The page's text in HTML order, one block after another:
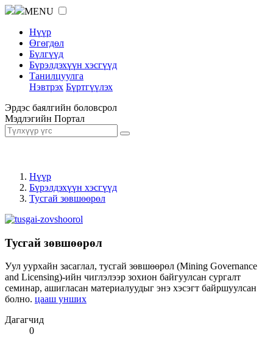
MENU
Нүүр
Өгөгдөл
Бүлгүүд
Бүрэлдэхүүн хэсгүүд
Танилцуулга
Нэвтрэх Бүртгүүлэх
Эрдэс баялгийн боловсрол
Мэдлэгийн Портал
Нүүр
Бүрэлдэхүүн хэсгүүд
Тусгай зөвшөөрөл
Тусгай зөвшөөрөл
Уул уурхайн засаглал, тусгай зөвшөөрөл (Mining Governance
and Licensing)-ийн чиглэлээр зохион байгуулсан сургалт
семинар, ашигласан материалуудыг энэ хэсэгт байршуулсан
болно. цааш унших
Дагагчид
0